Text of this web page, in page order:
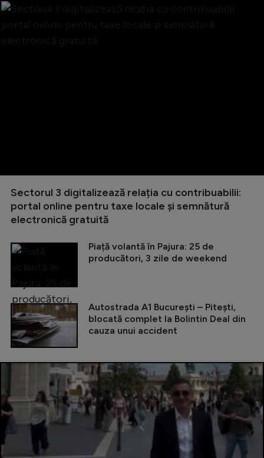
Sectorul 3 digitalizează relația cu contribuabilii:
portal online pentru taxe locale și semnătură
electronică gratuită
Piață volantă în Pajura: 25 de
producători, 3 zile de weekend
Autostrada A1 București – Pitești,
blocată complet la Bolintin Deal din
cauza unui accident